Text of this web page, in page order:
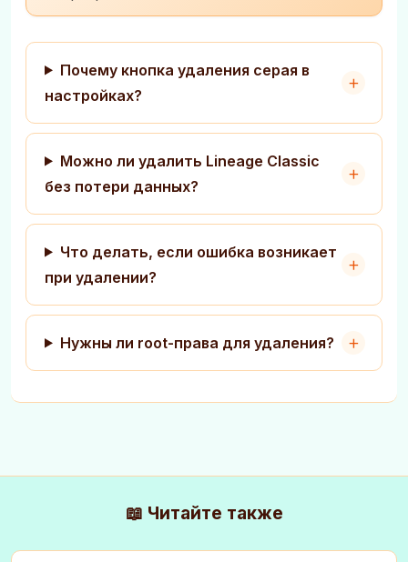
Почему кнопка удаления серая в
настройках?
Можно ли удалить Lineage Classic
без потери данных?
Что делать, если ошибка возникает
при удалении?
Нужны ли root-права для удаления?
📖 Читайте также